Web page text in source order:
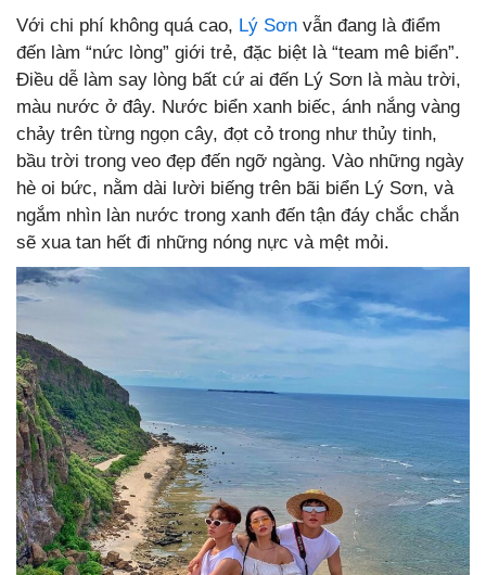
Với chi phí không quá cao, Lý Sơn vẫn đang là điểm
đến làm “nức lòng” giới trẻ, đặc biệt là “team mê biển”.
Điều dễ làm say lòng bất cứ ai đến Lý Sơn là màu trời,
màu nước ở đây. Nước biển xanh biếc, ánh nắng vàng
chảy trên từng ngọn cây, đọt cỏ trong như thủy tinh,
bầu trời trong veo đẹp đến ngỡ ngàng. Vào những ngày
hè oi bức, nằm dài lười biếng trên bãi biển Lý Sơn, và
ngắm nhìn làn nước trong xanh đến tận đáy chắc chắn
sẽ xua tan hết đi những nóng nực và mệt mỏi.